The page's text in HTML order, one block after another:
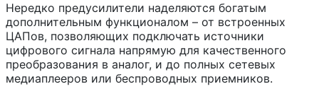
Нередко предусилители наделяются богатым
дополнительным функционалом – от встроенных
ЦАПов, позволяющих подключать источники
цифрового сигнала напрямую для качественного
преобразования в аналог, и до полных сетевых
медиаплееров или беспроводных приемников.